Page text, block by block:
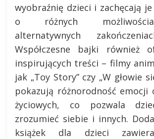
wyobraźnię dzieci i zachęcają
o różnych
alternatywnych
Współczesne bajki również
inspirujących treści – filmy
jak „Toy Story” czy „W głowie
pokazują różnorodność emocji
życiowych, co pozwala
zrozumieć siebie i innych.
książek dla dzieci